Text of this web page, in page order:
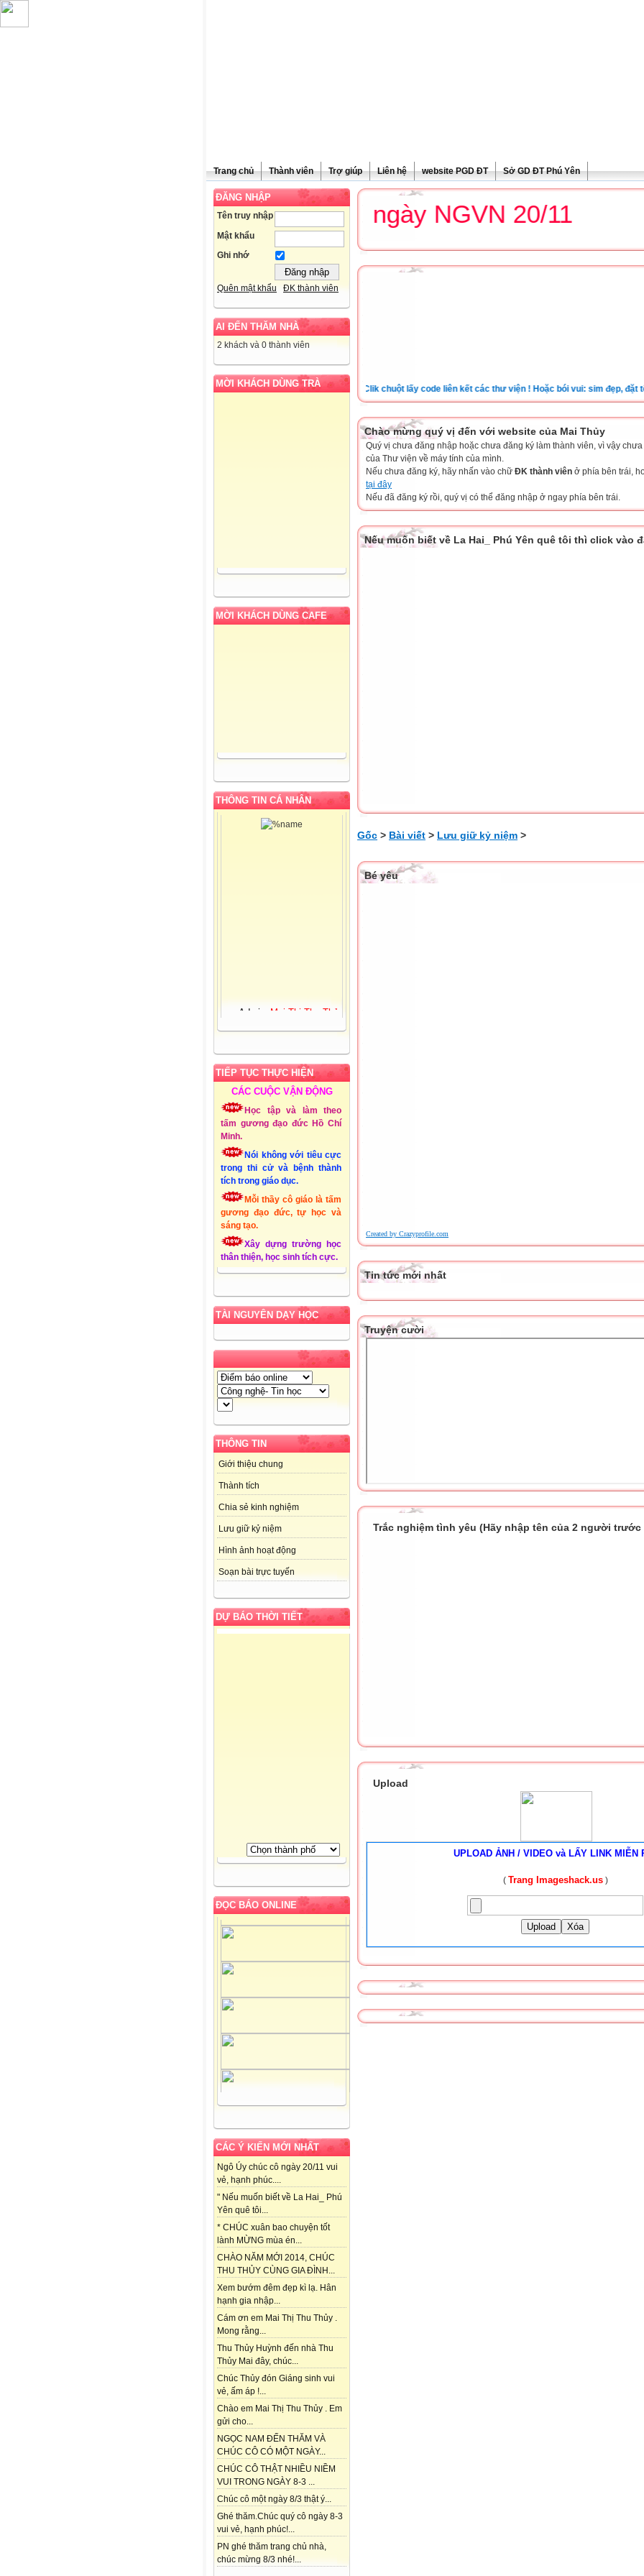
Trang chủ Thành viên Trợ giúp Liên hệ website PGD ĐT Sở GD ĐT Phú Yên
ĐĂNG NHẬP
Tên truy nhập
Mật khẩu
Ghi nhớ
Quên mật khẩu ĐK thành viên
AI ĐẾN THĂM NHÀ
2 khách và 0 thành viên
MỜI KHÁCH DÙNG TRÀ
MỜI KHÁCH DÙNG CAFE
THÔNG TIN CÁ NHÂN
Giới tính: Nữ
Xuân - Phú Yên
Chuyên môn: Lớp 1
Địa chỉ: Xuân Quang 3 -
Đồng Xuân - Phú Yên
Liên hệ Email:
mttthuy.th.xquang3.dx@phuyen.edu.vn.
ĐT:
Lập Website: 15/10/2011
TIẾP TỤC THỰC HIỆN
CÁC CUỘC VẬN ĐỘNG
Học tập và làm theo
tấm gương đạo đức Hồ Chí
Minh.
Nói không với tiêu cực
trong thi cử và bệnh thành
tích trong giáo dục.
Mỗi thầy cô giáo là tấm
gương đạo đức, tự học và
sáng tạo.
Xây dựng trường học
thân thiện, học sinh tích cực.
TÀI NGUYÊN DẠY HỌC
THÔNG TIN
Giới thiệu chung
Thành tích
Chia sẻ kinh nghiệm
Lưu giữ kỷ niệm
Hình ảnh hoạt động
Soạn bài trực tuyến
DỰ BÁO THỜI TIẾT
ĐỌC BÁO ONLINE
CÁC Ý KIẾN MỚI NHẤT
Ngô Úy chúc cô ngày 20/11 vui
vẻ, hạnh phúc....
" Nếu muốn biết về La Hai_ Phú
Yên quê tôi...
* CHÚC xuân bao chuyện tốt
lành MỪNG mùa én...
CHÀO NĂM MỚI 2014, CHÚC
THU THỦY CÙNG GIA ĐÌNH...
Xem bướm đêm đẹp kì lạ. Hân
hạnh gia nhập...
Cám ơn em Mai Thị Thu Thủy .
Mong rằng...
Thu Thủy Huỳnh đến nhà Thu
Thủy Mai đây, chúc...
Chúc Thủy đón Giáng sinh vui
vẻ, ấm áp !...
Chào em Mai Thị Thu Thủy . Em
gửi cho...
NGỌC NAM ĐẾN THĂM VÀ
CHÚC CÔ CÓ MỘT NGÀY...
CHÚC CÔ THẬT NHIỀU NIỀM
VUI TRONG NGÀY 8-3 ...
Chúc cô một ngày 8/3 thật ý...
Ghé thăm.Chúc quý cô ngày 8-3
vui vẻ, hạnh phúc!...
PN ghé thăm trang chủ nhà,
chúc mừng 8/3 nhé!...
Chúc mừng ngày NGVN 20/11
Clik chuột lấy code liên kết các thư viện ! Hoặc bói vui: sim đẹp, đặt tên
Chào mừng quý vị đến với website của Mai Thủy
Quý vị chưa đăng nhập hoặc chưa đăng ký làm thành viên, vì vậy
của Thư viện về máy tính của mình.
Nếu chưa đăng ký, hãy nhấn vào chữ ĐK thành viên ở phía bên trái,
tại đây
Nếu đã đăng ký rồi, quý vị có thể đăng nhập ở ngay phía bên trái.
Nếu muốn biết về La Hai_ Phú Yên quê tôi thì click vào
Gốc > Bài viết > Lưu giữ kỷ niệm >
Bé yêu
Created by Crazyprofile.com
Tin tức mới nhất
Truyện cười
Trắc nghiệm tình yêu (Hãy nhập tên của 2 người
Upload
UPLOAD ẢNH / VIDEO và LẤY LINK MIỄN
( Trang Imageshack.us)
Upload Xóa